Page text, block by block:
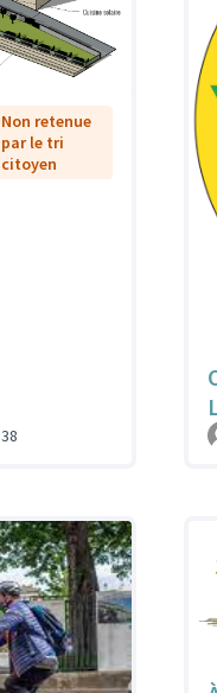
Non retenue
par le tri
citoyen
38